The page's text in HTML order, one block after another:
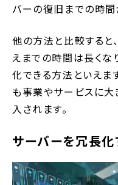
バーの復旧までの時間
他の方法と比較すると
えまでの時間は長くな
化できる方法といえま
も事業やサービスに
入されます。
サーバーを冗長